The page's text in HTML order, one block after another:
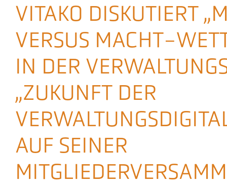
Aktuelles
Podcast
VITAKO DISKUTIERT
VERSUS MACHT-
IN DER
„ZUKUNFT DER
AUF SEINER